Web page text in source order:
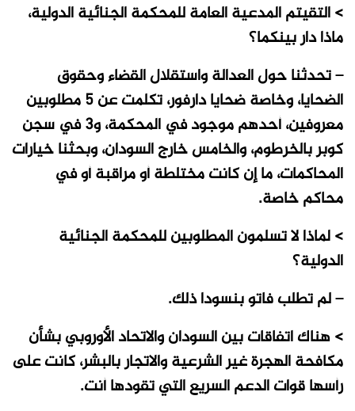
> التقيتم المدعية العامة للمحكمة الجنائية الدولية،
ماذا دار بينكما؟
– تحدثنا حول العدالة واستقلال القضاء وحقوق
الضحايا، وخاصة ضحايا دارفور، تكلمت عن 5 مطلوبين
معروفين، أحدهم موجود في المحكمة، و3 في سجن
كوبر بالخرطوم، والخامس خارج السودان، وبحثنا خيارات
المحاكمات، ما إن كانت مختلطة أو مراقبة أو في
محاكم خاصة.
> لماذا لا تسلمون المطلوبين للمحكمة الجنائية
الدولية؟
– لم تطلب فاتو بنسودا ذلك.
> هناك اتفاقات بين السودان والاتحاد الأوروبي بشأن
مكافحة الهجرة غير الشرعية والاتجار بالبشر، كانت على
رأسها قوات الدعم السريع التي تقودها أنت.